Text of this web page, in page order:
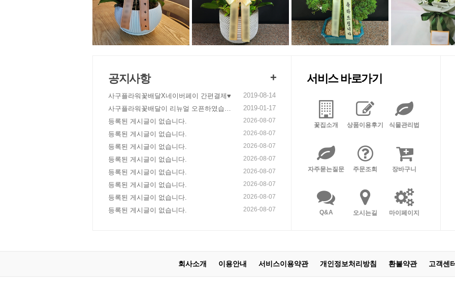
공지사항 +
사구플라워꽃배달X네이버페이 간편결제♥
2019-08-14
사구플라워꽃배달이 리뉴얼 오픈하였습니
다!
2019-01-17
등록된 게시글이 없습니다.
2026-08-07
등록된 게시글이 없습니다. 2026-08-07
등록된 게시글이 없습니다. 2026-08-07
등록된 게시글이 없습니다. 2026-08-07
등록된 게시글이 없습니다. 2026-08-07
등록된 게시글이 없습니다. 2026-08-07
등록된 게시글이 없습니다. 2026-08-07
등록된 게시글이 없습니다. 2026-08-07
서비스 바로가기
꽃집소개 상품이용후기 식물관리법
자주묻는질문 주문조회 장바구니
Q&A 오시는길 마이페이지
회사소개 이용안내 서비스이용약관 개인정보처리방침 환불약관 고객센